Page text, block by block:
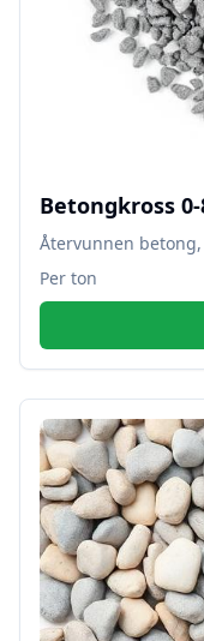
Betongkross
Återvunnen
Per ton